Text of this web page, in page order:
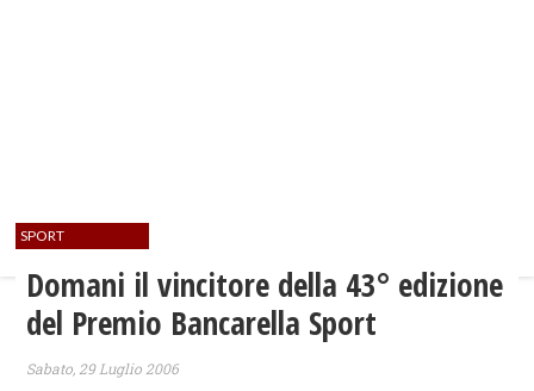
SPORT
Domani il vincitore della 43° edizione
del Premio Bancarella Sport
Sabato, 29 Luglio 2006